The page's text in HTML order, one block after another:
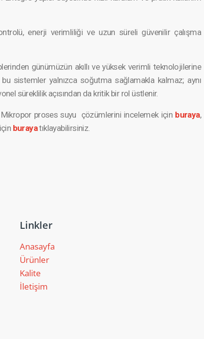
enerji verimlil­iği ve uzun süreli güvenilir çalışma
günümüzün akıllı ve yüksek verimli teknoloj­ilerine
sistemler yalnızca soğutma sağlamakla kalmaz; aynı
süreklilik açısından da kritik bir rol üstlenir.
Mikropor proses suyu çözümler­ini incelemek için buraya,
burayatıklayab­ilirsiniz.
Linkler
Anasayfa
Ürünler
Kalite
İletişim